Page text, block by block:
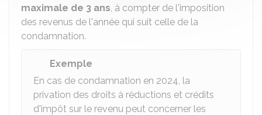
maximale de 3 ans, à compter de l'imposition
des revenus de l'année qui suit celle de la
condamnation.
Exemple
En cas de condamnation en 2024, la
privation des droits à réductions et crédits
d'impôt sur le revenu peut concerner les